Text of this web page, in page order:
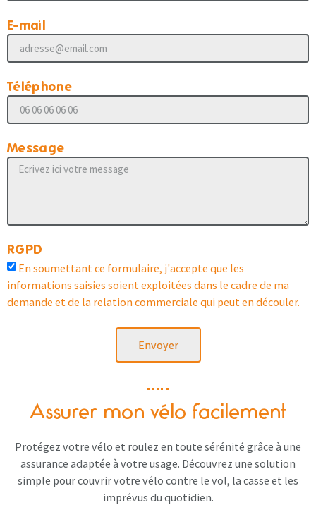
E-mail
Téléphone
Message
RGPD
En soumettant ce formulaire, j'accepte que les
informations saisies soient exploitées dans le cadre de ma
demande et de la relation commerciale qui peut en découler.
Envoyer
Assurer mon vélo facilement
Protégez votre vélo et roulez en toute sérénité grâce à une
assurance adaptée à votre usage. Découvrez une solution
simple pour couvrir votre vélo contre le vol, la casse et les
imprévus du quotidien.